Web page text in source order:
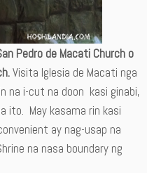
Pedro de Macati Church o
Visita Iglesia de Macati nga
na i-cut na doon kasi ginabi,
ito. May kasama rin kasi
ay nag-usap na
na nasa boundary ng